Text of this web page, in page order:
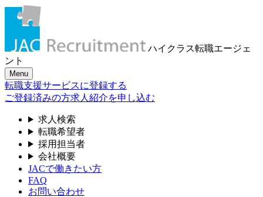
ハイクラス転職エージェ
ント
Menu
転職支援サービスに登録する
ご登録済みの方求人紹介を申し込む
求人検索
転職希望者
採用担当者
会社概要
JACで働きたい方
FAQ
お問い合わせ